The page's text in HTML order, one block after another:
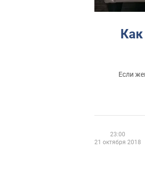
Если
23:00
21 октября 2018